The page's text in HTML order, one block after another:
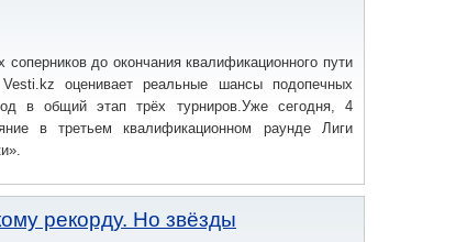
до окончания квалификационного пути
оценивает реальные шансы подопечных
в общий этап трёх турниров.Уже сегодня, 4
в третьем квалификационном раунде Лиги
рекорду. Но звёзды